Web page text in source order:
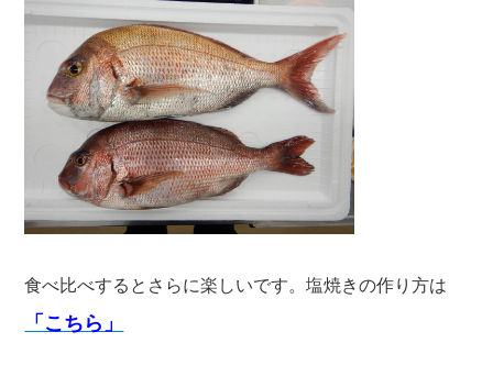
食べ比べするとさらに楽しいです。塩焼きの作り方は
「こちら」